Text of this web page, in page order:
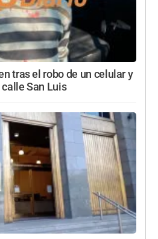
tras el robo de un celular y
San Luis